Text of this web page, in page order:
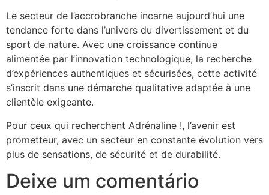
Le secteur de l’accrobranche incarne aujourd’hui une
tendance forte dans l’univers du divertissement et du
sport de nature. Avec une croissance continue
alimentée par l’innovation technologique, la recherche
d’expériences authentiques et sécurisées, cette activité
s’inscrit dans une démarche qualitative adaptée à une
clientèle exigeante.
Pour ceux qui recherchent Adrénaline !, l’avenir est
prometteur, avec un secteur en constante évolution vers
plus de sensations, de sécurité et de durabilité.
Deixe um comentário